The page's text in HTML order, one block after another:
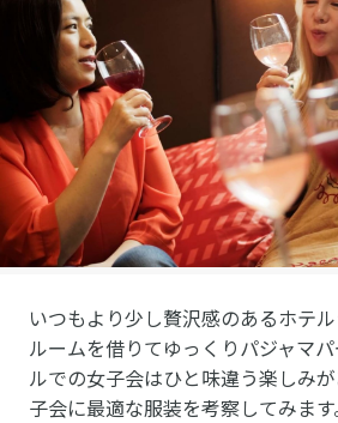
いつもより少し贅沢感のあるホテ
ルームを借りてゆっくりパジャマ
ルでの女子会はひと味違う楽しみ
子会に最適な服装を考察してみます